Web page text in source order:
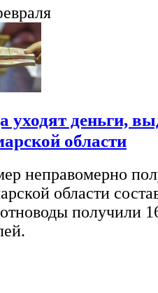
уходят деньги,
области
неправомерно
области
получили